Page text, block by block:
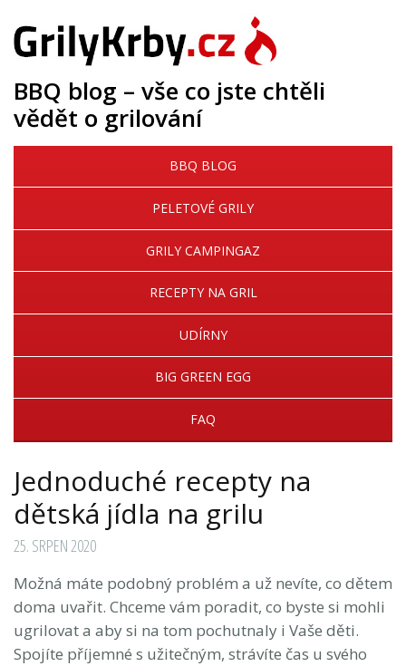
BBQ blog – vše co jste chtěli
vědět o grilování
BBQ BLOG
PELETOVÉ GRILY
GRILY CAMPINGAZ
RECEPTY NA GRIL
UDÍRNY
BIG GREEN EGG
FAQ
Jednoduché recepty na
dětská jídla na grilu
25. SRPEN 2020
Možná máte podobný problém a už nevíte, co dětem
doma uvařit. Chceme vám poradit, co byste si mohli
ugrilovat a aby si na tom pochutnaly i Vaše děti.
Spojíte příjemné s užitečným, strávíte čas u svého